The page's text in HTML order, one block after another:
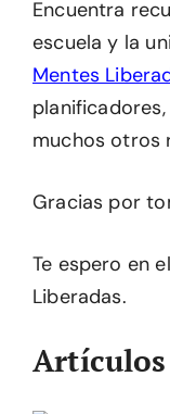
Encuentra
escuela y la
Mentes
muchos otros
Gracias por
Te espero en
Liberadas.